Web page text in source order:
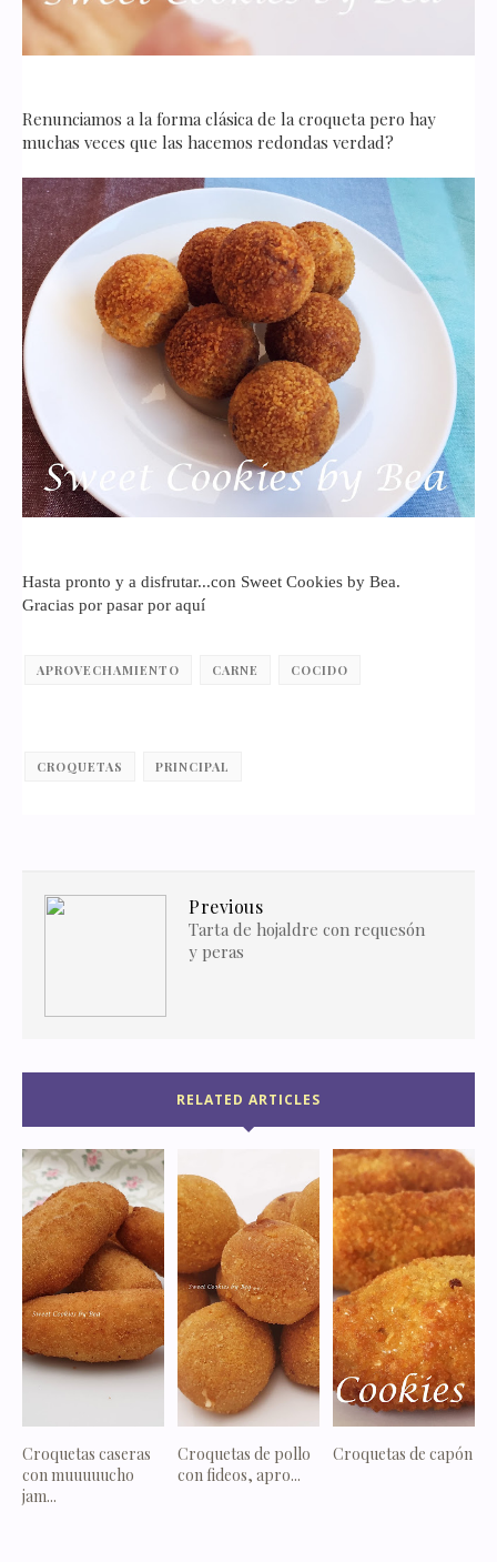
Renunciamos a la forma clásica de la croqueta pero hay
muchas veces que las hacemos redondas verdad?
Hasta pronto y a disfrutar...con Sweet Cookies by Bea.
Gracias por pasar por aquí
APROVECHAMIENTO CARNE COCIDO
CROQUETAS PRINCIPAL
Previous
Tarta de hojaldre con requesón
y peras
RELATED ARTICLES
Croquetas caseras
con muuuuucho
jam...
Croquetas de pollo
con fideos, apro...
Croquetas de capón